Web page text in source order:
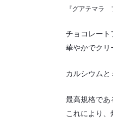
『グアテマラ
チョコレート
華やかでクリ
カルシウムと
最高規格であ
これにより